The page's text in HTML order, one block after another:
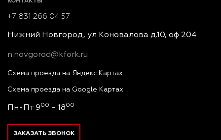
+7 831 266 04 57
Нижний Новгород, ул Коновалова д.10, оф 204
n.novgorod@kfork.ru
Схема проезда на Яндекс Картах
Схема проезда на Google Картах
Пн-Пт 900 - 1800
ЗАКАЗАТЬ ЗВОНОК